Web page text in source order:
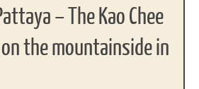
– The Kao Chee
on the mountainside in